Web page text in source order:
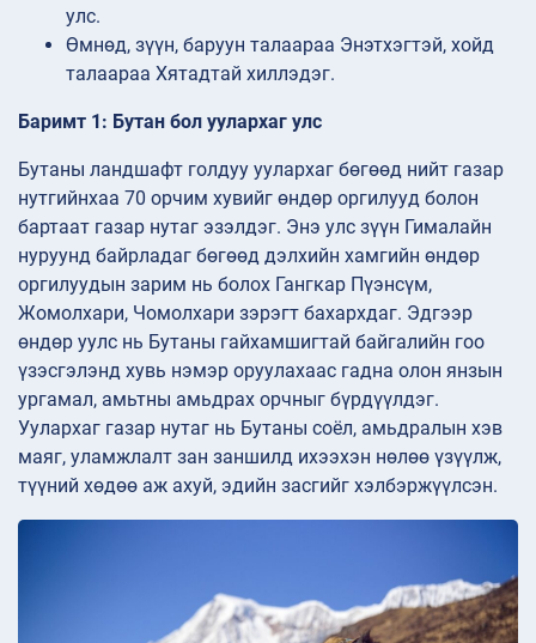
улс.
Өмнөд, зүүн, баруун талаараа Энэтхэгтэй, хойд
талаараа Хятадтай хиллэдэг.
Баримт 1: Бутан бол уулархаг улс
Бутаны ландшафт голдуу уулархаг бөгөөд нийт газар
нутгийнхаа 70 орчим хувийг өндөр оргилууд болон
бартаат газар нутаг эзэлдэг. Энэ улс зүүн Гималайн
нуруунд байрладаг бөгөөд дэлхийн хамгийн өндөр
оргилуудын зарим нь болох Гангкар Пүэнсүм,
Жомолхари, Чомолхари зэрэгт бахархдаг. Эдгээр
өндөр уулс нь Бутаны гайхамшигтай байгалийн гоо
үзэсгэлэнд хувь нэмэр оруулахаас гадна олон янзын
ургамал, амьтны амьдрах орчныг бүрдүүлдэг.
Уулархаг газар нутаг нь Бутаны соёл, амьдралын хэв
маяг, уламжлалт зан заншилд ихээхэн нөлөө үзүүлж,
түүний хөдөө аж ахуй, эдийн засгийг хэлбэржүүлсэн.